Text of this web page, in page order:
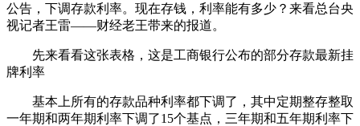
公告，下调存款利率。现在存钱，利率能有多少？来看总台央
视记者王雷——财经老王带来的报道。
先来看看这张表格，这是工商银行公布的部分存款最新挂
牌利率
基本上所有的存款品种利率都下调了，其中定期整存整取
一年期和两年期利率下调了15个基点，三年期和五年期利率下